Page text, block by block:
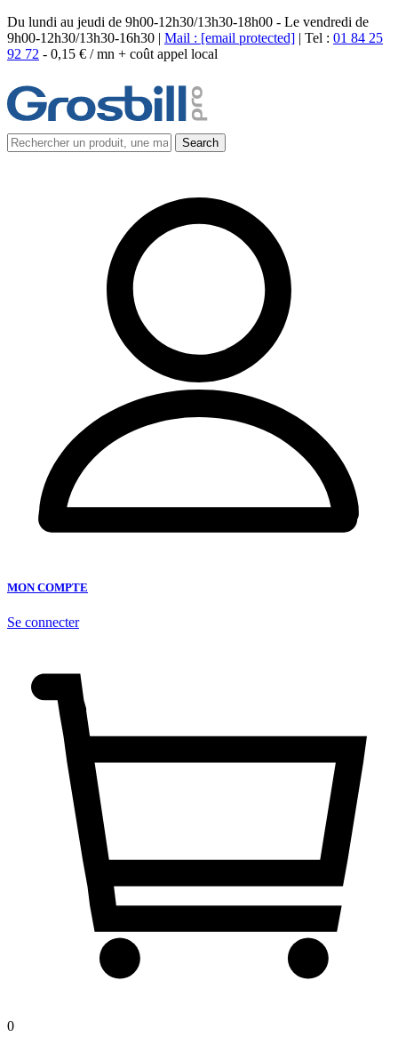
Du lundi au jeudi de 9h00-12h30/13h30-18h00 - Le vendredi de
9h00-12h30/13h30-16h30 | Mail : [email protected] | Tel : 01 84 25
92 72 - 0,15 € / mn + coût appel local
MON COMPTE
Se connecter
0